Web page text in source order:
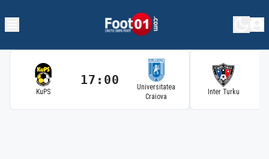
KuPS
17:00
Universitatea
Craiova
Inter Turku